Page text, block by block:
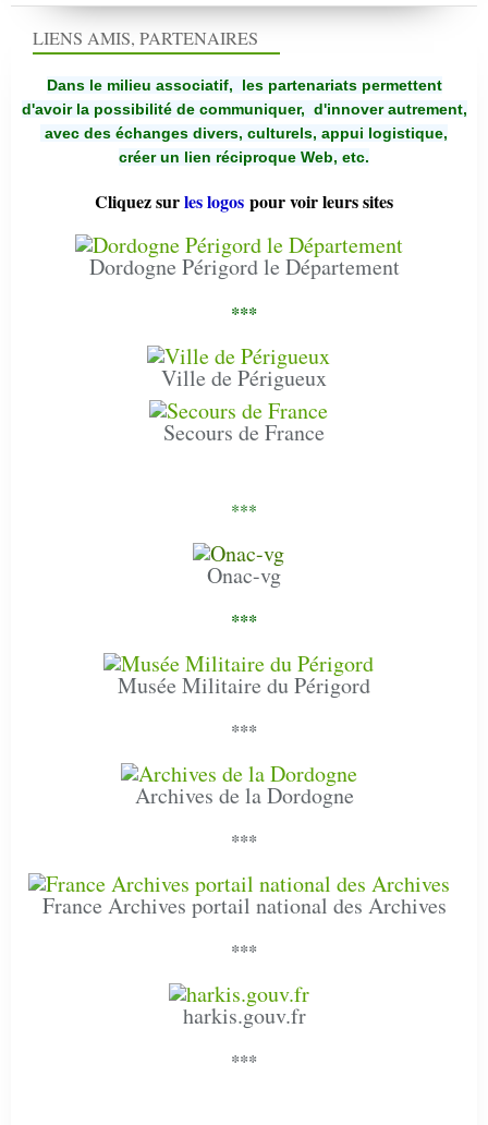
LIENS AMIS, PARTENAIRES
Dans le milieu associatif, les partenariats permettent
d'avoir la possibilité de communiquer, d'innover autrement,
avec des échanges divers, culturels, appui logistique,
créer un lien réciproque Web, etc.
Cliquez surles logos pour voir leurs sites
Dordogne Périgord le Département
***
Ville de Périgueux
Secours de France
***
Onac-vg
***
Musée Militaire du Périgord
***
Archives de la Dordogne
***
France Archives portail national des Archives
***
harkis.gouv.fr
***